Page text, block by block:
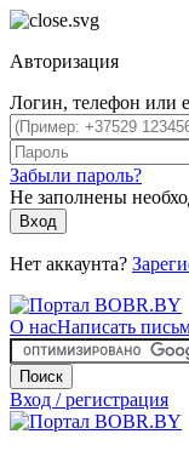
Авторизация
Логин, телефон или
Забыли пароль?
Не заполнены
Вход
Нет аккаунта?
О насНаписать
Поиск
Вход / регистрация